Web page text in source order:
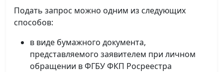
Подать запрос можно одним из следующих
способов:
в виде бумажного документа,
представляемого заявителем при личном
обращении в ФГБУ ФКП Росреестра